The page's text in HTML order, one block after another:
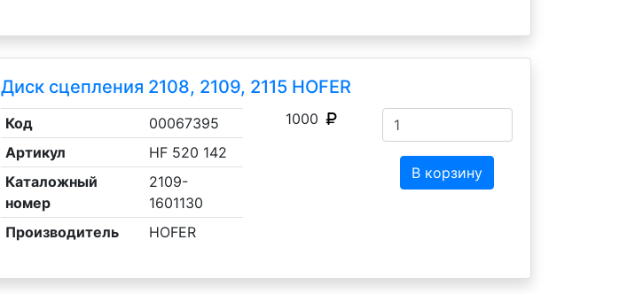
Диск сцепления 2108, 2109, 2115 HOFER
Код
00067395
Артикул
HF 520 142
Каталожный
номер
2109-
1601130
Производитель
HOFER
1000
В корзину